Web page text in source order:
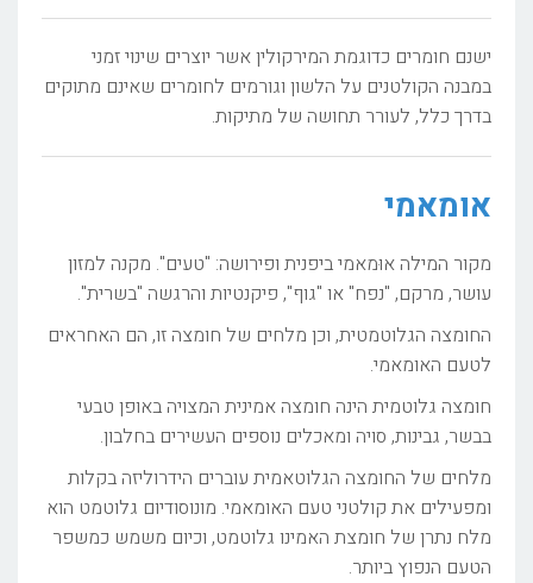
ישנם חומרים כדוגמת המירקולין אשר יוצרים שינוי זמני
במבנה הקולטנים על הלשון וגורמים לחומרים שאינם מתוקים
בדרך כלל, לעורר תחושה של מתיקות.
אומאמי
מקור המילה אוּ‏מאמי ביפנית ופירושה: "טעים". מקנה למזון
עושר, מרקם, "נפח" או "גוף", פיקנטיות והרגשה "בשרית".
החומצה הגלוטמטית, וכן מלחים של חומצה זו, הם האחראים
לטעם האומאמי.
חומצה גלוטמית הינה חומצה אמינית המצויה באופן טבעי
בבשר, גבינות, סויה ומאכלים נוספים העשירים בחלבון.
מלחים של החומצה הגלוטאמית עוברים הידרוליזה בקלות
ומפעילים את קולטני טעם האומאמי. מונוסודיום גלוטמט הוא
מלח נתרן של חומצת האמינו גלוטמט, וכיום משמש כמשפר
הטעם הנפוץ ביותר.